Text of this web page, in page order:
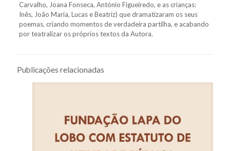
Carvalho, Joana Fonseca, António Figueiredo, e as crianças:
Inês, João Maria, Lucas e Beatriz) que dramatizaram os seus
poemas, criando momentos de verdadeira partilha, e acabando
por teatralizar os próprios textos da Autora.
Publicações relacionadas